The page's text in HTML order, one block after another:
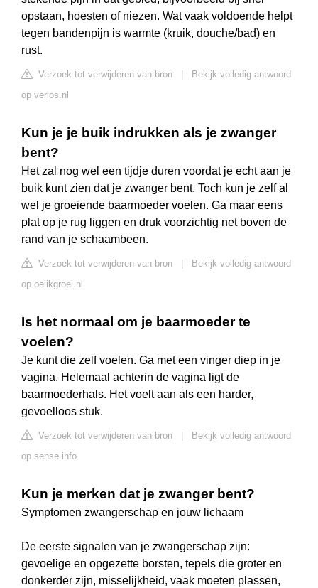
opstaan, hoesten of niezen. Wat vaak voldoende helpt
tegen bandenpijn is warmte (kruik, douche/bad) en
rust.
Verzoek tot verwijderen van bron
Bekijk volledig antwoord
op verlos.nl
Kun je je buik indrukken als je zwanger
bent?
Het zal nog wel een tijdje duren voordat je echt aan je
buik kunt zien dat je zwanger bent. Toch kun je zelf al
wel je groeiende baarmoeder voelen. Ga maar eens
plat op je rug liggen en druk voorzichtig net boven de
rand van je schaambeen.
Verzoek tot verwijderen van bron
Bekijk volledig antwoord
op oeiikgroei.nl
Is het normaal om je baarmoeder te
voelen?
Je kunt die zelf voelen. Ga met een vinger diep in je
vagina. Helemaal achterin de vagina ligt de
baarmoederhals. Het voelt aan als een harder,
gevoelloos stuk.
Verzoek tot verwijderen van bron
Bekijk volledig antwoord
op sense.info
Kun je merken dat je zwanger bent?
Symptomen zwangerschap en jouw lichaam
De eerste signalen van je zwangerschap zijn:
gevoelige en opgezette borsten, tepels die groter en
donkerder zijn, misselijkheid, vaak moeten plassen,